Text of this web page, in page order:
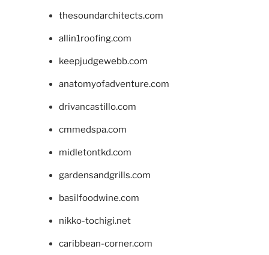
thesoundarchitects.com
allin1roofing.com
keepjudgewebb.com
anatomyofadventure.com
drivancastillo.com
cmmedspa.com
midletontkd.com
gardensandgrills.com
basilfoodwine.com
nikko-tochigi.net
caribbean-corner.com